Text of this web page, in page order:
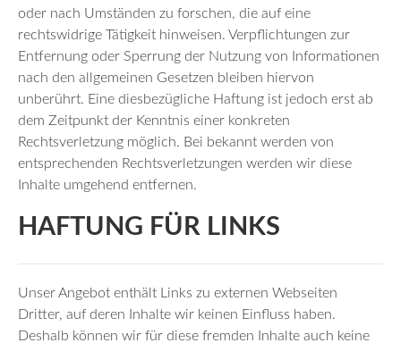
oder nach Umständen zu forschen, die auf eine
rechtswidrige Tätigkeit hinweisen. Verpflichtungen zur
Entfernung oder Sperrung der Nutzung von Informationen
nach den allgemeinen Gesetzen bleiben hiervon
unberührt. Eine diesbezügliche Haftung ist jedoch erst ab
dem Zeitpunkt der Kenntnis einer konkreten
Rechtsverletzung möglich. Bei bekannt werden von
entsprechenden Rechtsverletzungen werden wir diese
Inhalte umgehend entfernen.
HAFTUNG FÜR LINKS
Unser Angebot enthält Links zu externen Webseiten
Dritter, auf deren Inhalte wir keinen Einfluss haben.
Deshalb können wir für diese fremden Inhalte auch keine